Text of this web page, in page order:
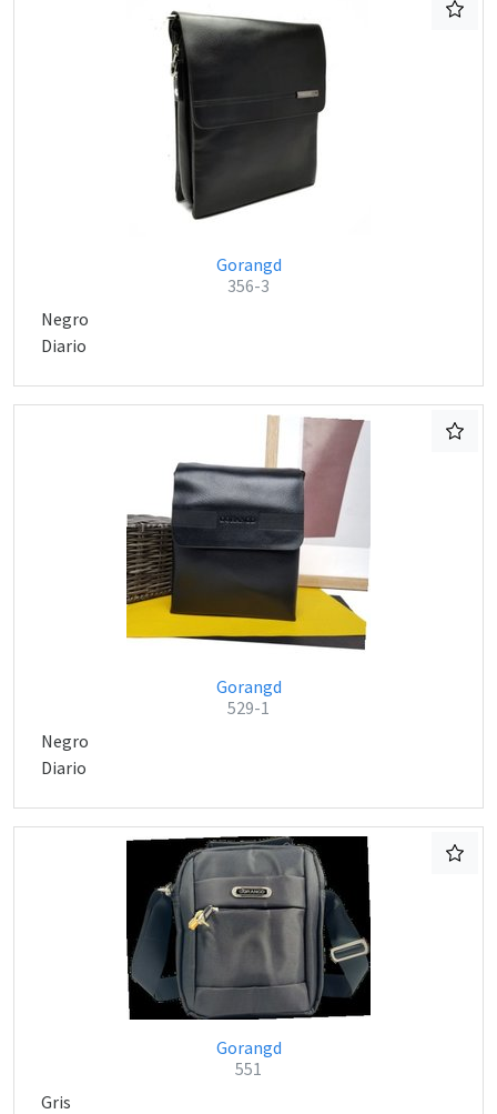
Gorangd
356-3
Negro
Diario
Gorangd
529-1
Negro
Diario
Gorangd
551
Gris